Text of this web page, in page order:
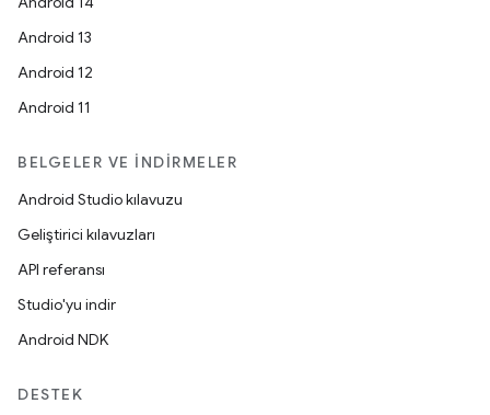
Android 13
Android 12
Android 11
BELGELER VE İNDIRMELER
Android Studio kılavuzu
Geliştirici kılavuzları
API referansı
Studio'yu indir
Android NDK
DESTEK